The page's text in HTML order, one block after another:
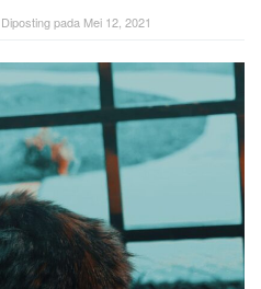
Diposting pada Mei 12, 2021